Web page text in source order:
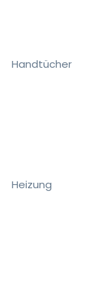
Handtücher
Heizung